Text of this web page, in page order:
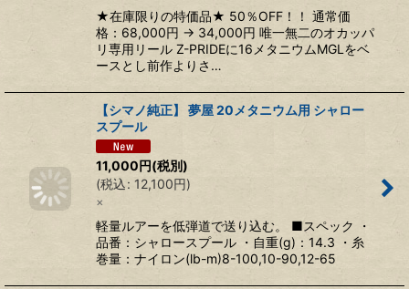
★在庫限りの特価品★ 50％OFF！！ 通常価
格：68,000円 → 34,000円 唯一無二のオカッパ
リ専用リール Z-PRIDEに16メタニウムMGLをベ
ースとし前作よりさ…
【シマノ純正】 夢屋 20メタニウム用 シャロー
スプール
11,000円(税別)
(税込: 12,100円)
×
軽量ルアーを低弾道で送り込む。 ■スペック ・
品番：シャロースプール ・自重(g)：14.3 ・糸
巻量：ナイロン(lb-m)8-100,10-90,12-65